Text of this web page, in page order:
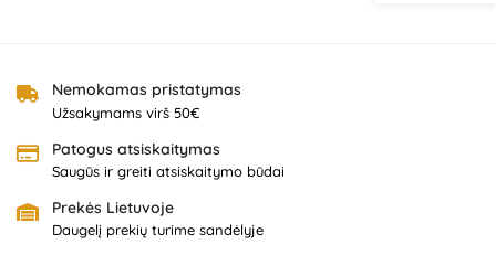
Nemokamas pristatymas
Užsakymams virš 50€
Patogus atsiskaitymas
Saugūs ir greiti atsiskaitymo būdai
Prekės Lietuvoje
Daugelį prekių turime sandėlyje